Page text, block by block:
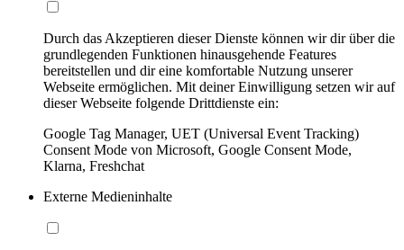
Durch das Akzeptieren dieser Dienste können wir dir über die
grundlegenden Funktionen hinausgehende Features
bereitstellen und dir eine komfortable Nutzung unserer
Webseite ermöglichen. Mit deiner Einwilligung setzen wir auf
dieser Webseite folgende Drittdienste ein:
Google Tag Manager, UET (Universal Event Tracking)
Consent Mode von Microsoft, Google Consent Mode,
Klarna, Freshchat
Externe Medieninhalte